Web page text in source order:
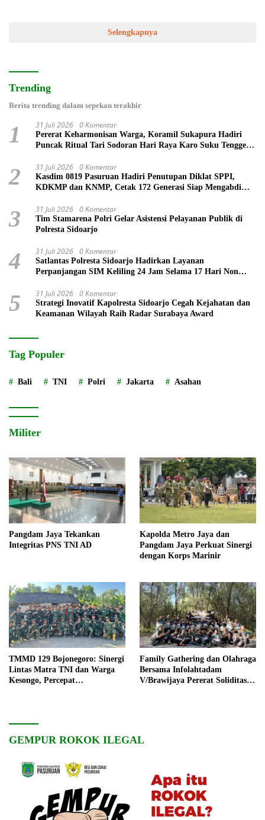
Selengkapnya
Trending
Berita trending dalam sepekan terakhir
1 31 Juli 2026 0 Komentar
Pererat Keharmonisan Warga, Koramil Sukapura Hadiri
Puncak Ritual Tari Sodoran Hari Raya Karo Suku Tengger
2 31 Juli 2026 0 Komentar
Kasdim 0819 Pasuruan Hadiri Penutupan Diklat SPPI,
KDKMP dan KNMP, Cetak 172 Generasi Siap Mengabdi
3 31 Juli 2026 0 Komentar
Tim Stamarena Polri Gelar Asistensi Pelayanan Publik di
Polresta Sidoarjo
4 31 Juli 2026 0 Komentar
Satlantas Polresta Sidoarjo Hadirkan Layanan
Perpanjangan SIM Keliling 24 Jam Selama 17 Hari Non
5 31 Juli 2026 0 Komentar
Strategi Inovatif Kapolresta Sidoarjo Cegah Kejahatan dan
Keamanan Wilayah Raih Radar Surabaya Award
Tag Populer
Bali TNI Polri Jakarta Asahan
Militer
Pangdam Jaya Tekankan
Integritas PNS TNI AD
Kapolda Metro Jaya dan
Pangdam Jaya Perkuat Sinergi
dengan Korps Marinir
TMMD 129 Bojonegoro: Sinergi
Lintas Matra TNI dan Warga
Kesongo, Percepat
Family Gathering dan Olahraga
Bersama Infolahtadam
V/Brawijaya Pererat Soliditas
GEMPUR ROKOK ILEGAL